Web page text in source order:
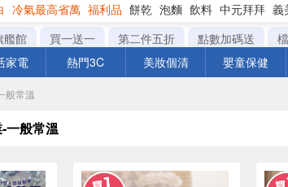
冷氣最高省萬 福利品 餅乾 泡麵 飲料 中元拜拜 義
艦館 買一送一 第二件五折 點數加碼送
家電 熱門3C 美妝個清 嬰童保健
般常溫
-一般常溫